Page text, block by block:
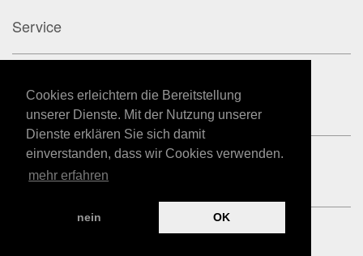
Cookies erleichtern die Bereitstellung
unserer Dienste. Mit der Nutzung unserer
Dienste erklären Sie sich damit
einverstanden, dass wir Cookies verwenden.
mehr erfahren
nein OK
Service
Datenschutz
Impressum
Kampfkunst-App.de